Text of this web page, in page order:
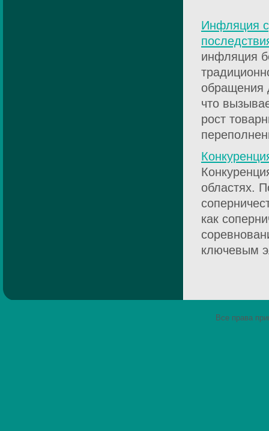
Инфляция
инфляция
обращения
что
рост
областях.
как
ключевым
Все права